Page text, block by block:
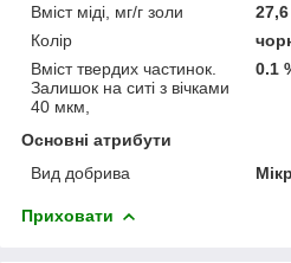
Вміст міді, мг/г золи
27,6
Колір
Вміст твердих частинок.
Залишок на ситі з вічками
40 мкм,
0.1
Основні атрибути
Вид добрива
Приховати